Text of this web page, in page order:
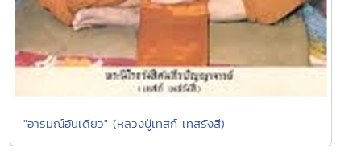
"อารมณ์อันเดียว" (หลวงปู่เทสก์ เทสรังสี)